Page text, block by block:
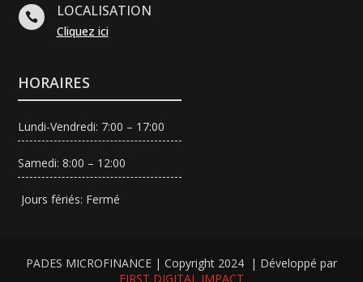
 LOCALISATION
Cliquez ici
HORAIRES
Lundi-Vendredi: 7:00 – 17:00
Samedi: 8:00 – 12:00
Jours fériés: Fermé
PADES MICROFINANCE | Copyright 2024 | Développé par
FIRST DIGITAL IMPACT